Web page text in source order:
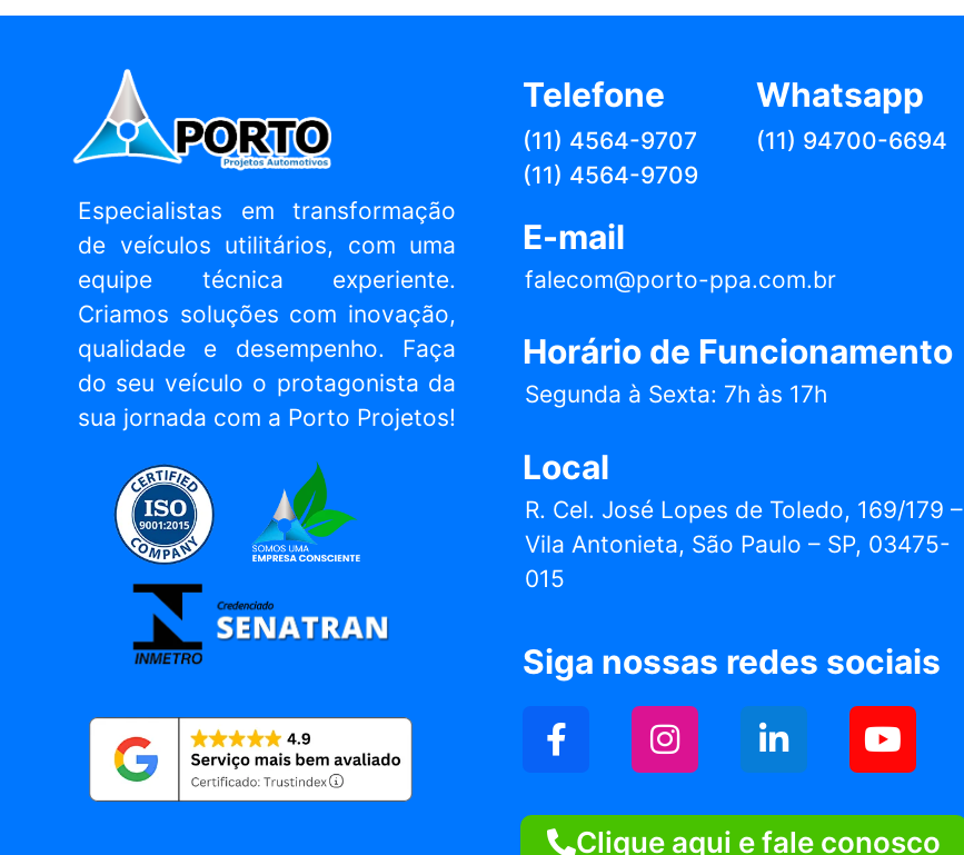
Especialistas em transformação
de veículos utilitários, com uma
equipe técnica experiente.
Criamos soluções com inovação,
qualidade e desempenho. Faça
do seu veículo o protagonista da
sua jornada com a Porto Projetos!
Telefone
(11) 4564-9707
(11) 4564-9709
Whatsapp
(11) 94700-6694
E-mail
falecom@porto-ppa.com.br
Horário de Funcionamento
Segunda à Sexta: 7h às 17h
Local
R. Cel. José Lopes de Toledo, 169/179 –
Vila Antonieta, São Paulo – SP, 03475-
015
Siga nossas redes sociais
Clique aqui e fale conosco